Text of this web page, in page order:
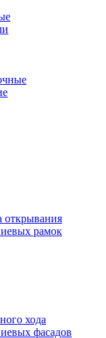
открывания
рамок
хода
фасадов